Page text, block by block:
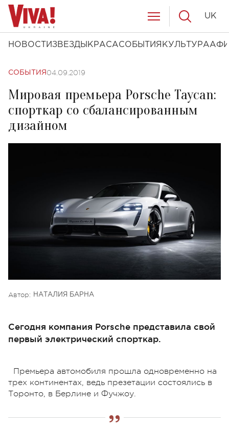
НОВОСТИ ЗВЕЗДЫ КРАСАСОБЫТИЯ КУЛЬТУРА
UK
СОБЫТИЯ 04.09.2019
Мировая премьера Porsche Taycan:
спорткар со сбалансированным
дизайном
Автор: НАТАЛИЯ БАРНА
Сегодня компания Porsche представила свой
первый электрический спорткар.
Премьера автомобиля прошла одновременно на
трех континентах, ведь презетации состоялись в
Торонто, в Берлине и Фучжоу.